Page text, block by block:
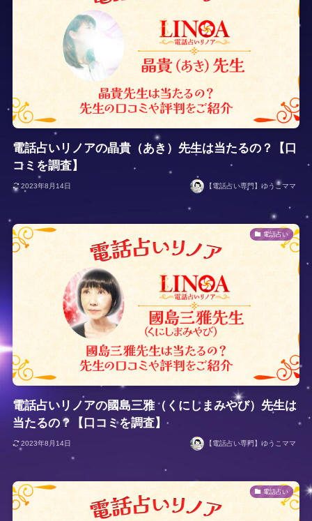
電話占いリノアの晶貴（あき）先生は当たるの？【口
コミを調査】
2023年8月14日 【電話占い専門】ゆうこママ
電話占い
電話占いリノアの國島三雅（くにしまみやび）先生は
当たるの？【口コミを調査】
2023年8月14日 【電話占い専門】ゆうこママ
電話占い